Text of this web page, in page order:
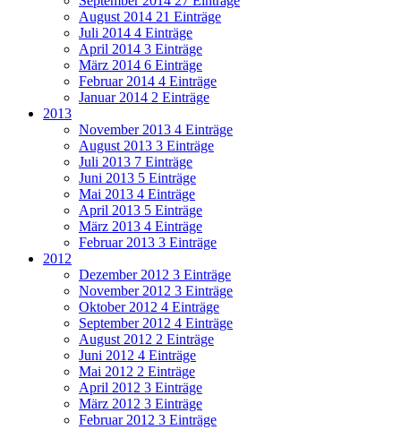
August 2014 21 Einträge
Juli 2014 4 Einträge
April 2014 3 Einträge
März 2014 6 Einträge
Februar 2014 4 Einträge
Januar 2014 2 Einträge
2013
November 2013 4 Einträge
August 2013 3 Einträge
Juli 2013 7 Einträge
Juni 2013 5 Einträge
Mai 2013 4 Einträge
April 2013 5 Einträge
März 2013 4 Einträge
Februar 2013 3 Einträge
2012
Dezember 2012 3 Einträge
November 2012 3 Einträge
Oktober 2012 4 Einträge
September 2012 4 Einträge
August 2012 2 Einträge
Juni 2012 4 Einträge
Mai 2012 2 Einträge
April 2012 3 Einträge
März 2012 3 Einträge
Februar 2012 3 Einträge